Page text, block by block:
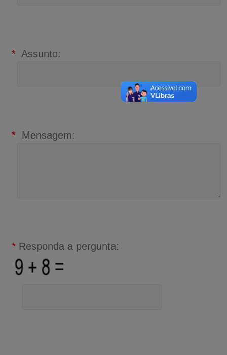
* Assunto:
* Mensagem:
*Responda a pergunta: